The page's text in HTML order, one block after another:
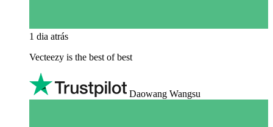
1 dia atrás
Vecteezy is the best of best
Daowang Wangsu